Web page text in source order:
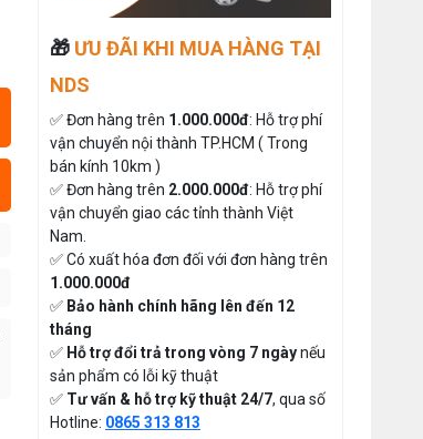
🎁 ƯU ĐÃI KHI MUA HÀNG TẠI
NDS
✅ Đơn hàng trên 1.000.000đ: Hỗ trợ phí
vận chuyển nội thành TP.HCM ( Trong
bán kính 10km )
✅ Đơn hàng trên 2.000.000đ: Hỗ trợ phí
vận chuyển giao các tỉnh thành Việt
Nam.
✅ Có xuất hóa đơn đối với đơn hàng trên
1.000.000đ
✅ Bảo hành chính hãng lên đến 12
tháng
✅ Hỗ trợ đổi trả trong vòng 7 ngàynếu
sản phẩm có lỗi kỹ thuật
✅ Tư vấn & hỗ trợ kỹ thuật 24/7, qua số
Hotline: 0865 313 813
So Sánh Chi Tiết 2025
Thứ tư, 20/11/2024
Máy May Bao Cầm Tay Chính Hãng
Cung cấp hóa chất công nghiệp
cho doanh nghiệp của bạn
Thứ năm, 24/10/2024
Thứ ba, 04/08/2026
Tổ Hợp May Nhỏ Thì Nên Chọn Máy
Chi Phí Và Hiệu Quả
Thứ bảy, 01/08/2026
Hướng Dẫn Điều Chỉnh Chỉ May Cho
Máy May Gia Đình Đúng Kỹ Thuật
Thứ hai, 27/07/2026
Đăng nhập để xem giá sỉ
Giá bán lẻ:
MÁY CẮT DẢI ĐAI ĐIỆN TỬ TỰ
ĐỘNG
Đăng nhập để xem giá sỉ
Giá bán lẻ:
ĐÁ MÀI MÁY CẮT VẢI CẦM
TAY ĐĨA DAO 65
Giá bán lẻ:49.000đ
THAN MÁY CẮT VẢI CẦM TAY